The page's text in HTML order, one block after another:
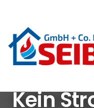
Kein